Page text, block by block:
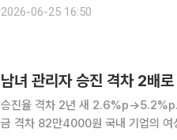
회적 가치(SV) 창출 규모도 처음으로
2026-06-25 16:50
남녀 관리자 승진 격차 2배
승진율 격차 2년 새 2.6%p→5.2%p
금 격차 82만4000원 국내 기업의 여성 관리자들이 남성보다 한 직장에 더 오래 근무하고도 정작